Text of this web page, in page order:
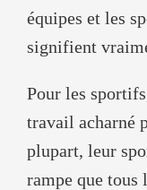
équipes et les
signifient
Pour les
travail acharné
plupart, leur
rampe que tous